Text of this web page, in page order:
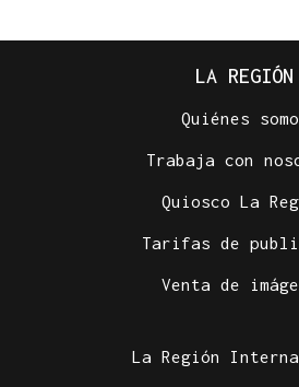
LA REGIÓN
Quiénes
Trabaja con
Quiosco La
Tarifas de
Venta de
La Región